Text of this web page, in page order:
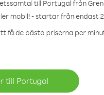
till Portugal från
mobil! - startar från endast
få de bästa priserna per
till Portugal